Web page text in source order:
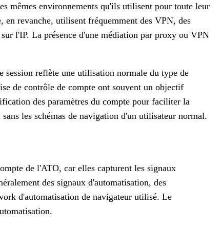
mêmes environnements qu'ils utilisent pour toute leur
revanche, utilisent fréquemment des VPN, des
l'IP. La présence d'une médiation par proxy ou VPN
session reflète une utilisation normale du type de
de contrôle de compte ont souvent un objectif
des paramètres du compte pour faciliter la
les schémas de navigation d'un utilisateur normal.
de l'ATO, car elles capturent les signaux
des signaux d'automatisation, des
d'automatisation de navigateur utilisé. Le